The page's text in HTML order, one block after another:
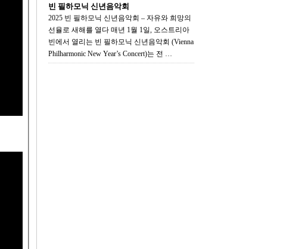
빈 필하모닉 신년음악회
2025 빈 필하모닉 신년음악회 – 자유와 희망의
선율로 새해를 열다 매년 1월 1일, 오스트리아
빈에서 열리는 빈 필하모닉 신년음악회 (Vienna
Philharmonic New Year’s Concert)는 전 …